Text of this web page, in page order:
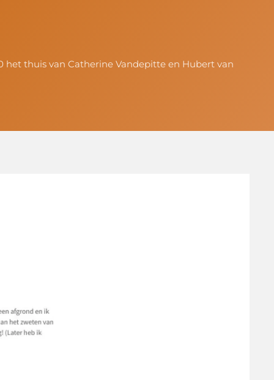
het thuis van Catherine Vandepitte en Hubert van